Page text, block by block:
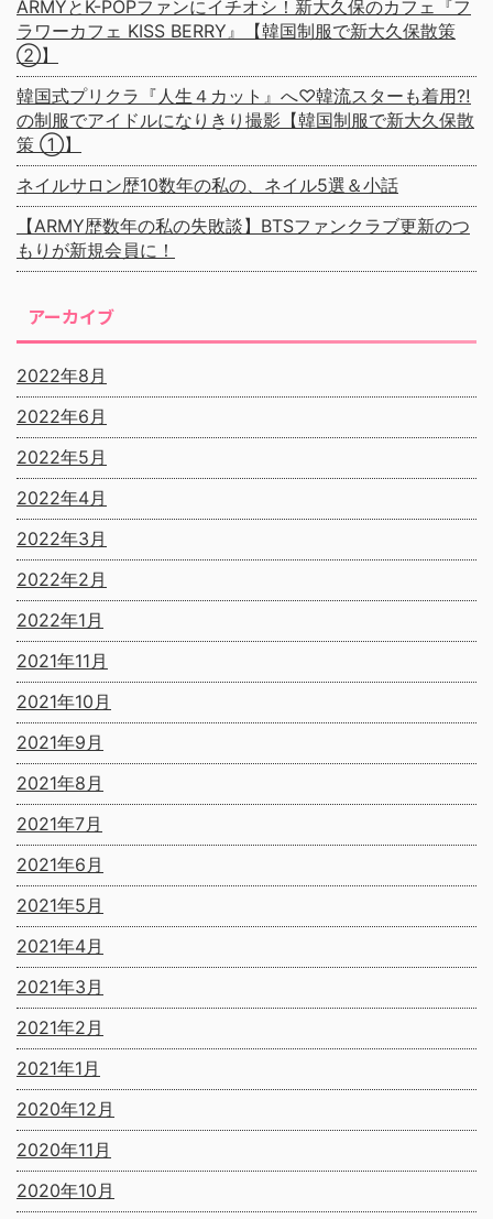
ARMYとK-POPファンにイチオシ！新大久保のカフェ『フ
ラワーカフェ KISS BERRY』【韓国制服で新大久保散策
②】
韓国式プリクラ『人生４カット』へ♡韓流スターも着用⁈
の制服でアイドルになりきり撮影【韓国制服で新大久保散
策 ①】
ネイルサロン歴10数年の私の、ネイル5選＆小話
【ARMY歴数年の私の失敗談】BTSファンクラブ更新のつ
もりが新規会員に！
アーカイブ
2022年8月
2022年6月
2022年5月
2022年4月
2022年3月
2022年2月
2022年1月
2021年11月
2021年10月
2021年9月
2021年8月
2021年7月
2021年6月
2021年5月
2021年4月
2021年3月
2021年2月
2021年1月
2020年12月
2020年11月
2020年10月